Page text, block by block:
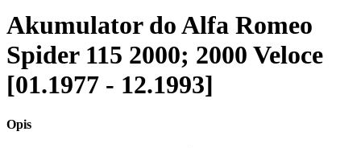
Akumulator doAlfa Romeo
Spider 115 2000; 2000 Veloce
[01.1977 - 12.1993]
Opis